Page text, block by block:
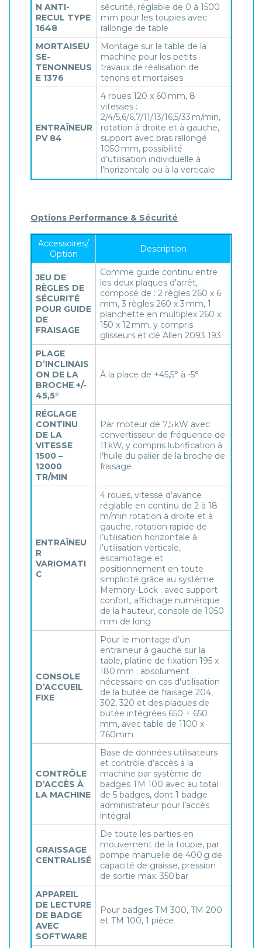
N ANTI-
RECUL TYPE
1648
sécurité, réglable de 0 à 1500
mm pour les toupies avec
rallonge de table
MORTAISEU
SE-
TENONNEUS
E 1376
Montage sur la table de la
machine pour les petits
travaux de réalisation de
tenons et mortaises
ENTRAÎNEUR
PV 84
4 roues 120 x 60 mm, 8
vitesses :
2/4/5,6/6,7/11/13/16,5/33 m/min,
rotation à droite et à gauche,
support avec bras rallongé
1050 mm, possibilité
d’utilisation individuelle à
l’horizontale ou à la verticale
Options Performance & Sécurité
Accessoires/
Option
Description
JEU DE
RÈGLES DE
SÉCURITÉ
POUR GUIDE
DE
FRAISAGE
Comme guide continu entre
les deux plaques d'arrêt,
composé de : 2 règles 260 x 6
mm, 3 règles 260 x 3 mm, 1
planchette en multiplex 260 x
150 x 12 mm, y compris
glisseurs et clé Allen 2093 193
PLAGE
D’INCLINAIS
ON DE LA
BROCHE +/-
45,5°
À la place de +45,5° à -5°
RÉGLAGE
CONTINU
DE LA
VITESSE
1500 –
12000
TR/MIN
Par moteur de 7,5 kW avec
convertisseur de fréquence de
11 kW, y compris lubrification à
l’huile du palier de la broche de
fraisage
ENTRAÎNEU
R
VARIOMATI
C
4 roues, vitesse d’avance
réglable en continu de 2 à 18
m/min rotation à droite et à
gauche, rotation rapide de
l’utilisation horizontale à
l’utilisation verticale,
escamotage et
positionnement en toute
simplicité grâce au système
Memory-Lock ; avec support
confort, affichage numérique
de la hauteur, console de 1050
mm de long
CONSOLE
D’ACCUEIL
FIXE
Pour le montage d’un
entraineur à gauche sur la
table, platine de fixation 195 x
180 mm ; absolument
nécessaire en cas d'utilisation
de la butée de fraisage 204,
302, 320 et des plaques de
butée intégrées 650 + 650
mm, avec table de 1100 x
760mm
CONTRÔLE
D’ACCÈS À
LA MACHINE
Base de données utilisateurs
et contrôle d’accès à la
machine par système de
badges TM 100 avec au total
de 5 badges, dont 1 badge
administrateur pour l’accès
intégral
GRAISSAGE
CENTRALISÉ
De toute les parties en
mouvement de la toupie, par
pompe manuelle de 400 g de
capacité de graisse, pression
de sortie max. 350 bar
APPAREIL
DE LECTURE
DE BADGE
AVEC
SOFTWARE
Pour badges TM 300, TM 200
et TM 100, 1 pièce